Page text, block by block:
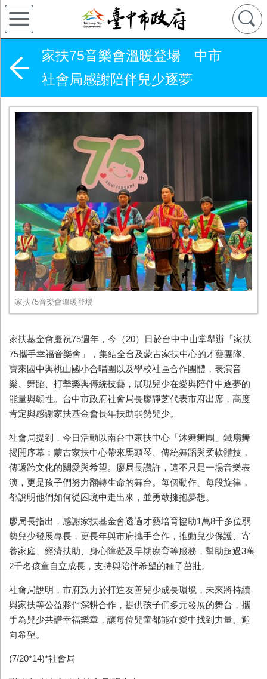
家扶75音樂會溫暖登場 中市
社會局感謝陪伴兒少逐夢
家扶75音樂會溫暖登場
家扶基金會慶祝75週年，今（20）日於台中中山堂舉辦「家扶
75攜手幸福音樂會」，集結全台及蒙古家扶中心的才藝團隊、
寶來國中與桃山國小合唱團以及學校社區合作團體，表演音
樂、舞蹈、打擊樂與傳統技藝，展現兒少在愛與陪伴中逐夢的
能量與韌性。台中市政府社會局長廖靜芝代表市府出席，高度
肯定與感謝家扶基金會長年扶助弱勢兒少。
社會局提到，今日活動以南台中家扶中心「沐舞舞團」鐵扇舞
揭開序幕；蒙古家扶中心帶來馬頭琴、傳統舞蹈與柔軟體技，
傳遞跨文化的關愛與希望。廖局長讚許，這不只是一場音樂表
演，更是孩子們努力翻轉生命的舞台。每個動作、每段旋律，
都說明他們如何從困境中走出來，並勇敢擁抱夢想。
廖局長指出，感謝家扶基金會透過才藝培育協助1萬8千多位弱
勢兒少發展專長，更長年與市府攜手合作，推動兒少保護、寄
養家庭、經濟扶助、身心障礙及早期療育等服務，幫助超過3萬
2千名孩童自立成長，支持與陪伴希望的種子茁壯。
社會局說明，市府致力於打造友善兒少成長環境，未來將持續
與家扶等公益夥伴深耕合作，提供孩子們多元發展的舞台，攜
手為兒少共譜幸福樂章，讓每位兒童都能在愛中找到力量、迎
向希望。
(7/20*14)*社會局